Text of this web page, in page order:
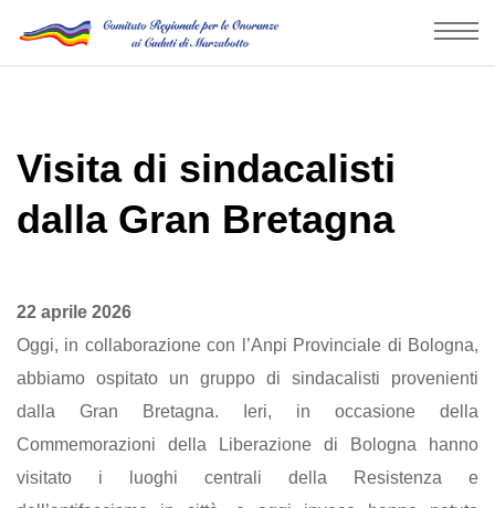
Visita di sindacalisti
dalla Gran Bretagna
22 aprile 2026
Oggi, in collaborazione con l’Anpi Provinciale di Bologna,
abbiamo ospitato un gruppo di sindacalisti provenienti
dalla Gran Bretagna. Ieri, in occasione della
Commemorazioni della Liberazione di Bologna hanno
visitato i luoghi centrali della Resistenza e